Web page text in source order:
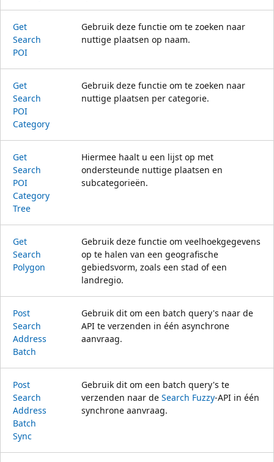
Get
Search
POI
Gebruik deze functie om te zoeken naar
nuttige plaatsen op naam.
Get
Search
POI
Category
Gebruik deze functie om te zoeken naar
nuttige plaatsen per categorie.
Get
Search
POI
Category
Tree
Hiermee haalt u een lijst op met
ondersteunde nuttige plaatsen en
subcategorieën.
Get
Search
Polygon
Gebruik deze functie om veelhoekgegevens
op te halen van een geografische
gebiedsvorm, zoals een stad of een
landregio.
Post
Search
Address
Batch
Gebruik dit om een batch query's naar de
API te verzenden in één asynchrone
aanvraag.
Post
Search
Address
Batch
Sync
Gebruik dit om een batch query's te
verzenden naar de Search Fuzzy-API in één
synchrone aanvraag.